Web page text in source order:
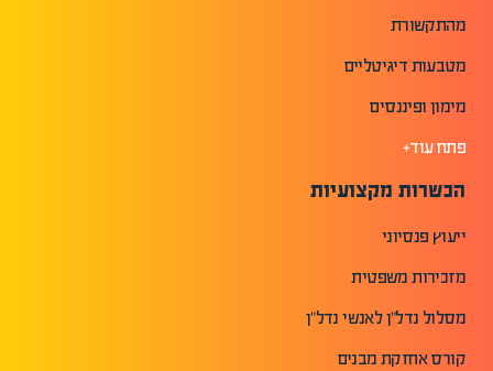
מהתקשורת
מטבעות דיגיטליים
מימון ופיננסים
פתח עוד+
הכשרות מקצועיות
ייעוץ פנסיוני
מזכירות משפטית
מסלול נדל"ן לאנשי נדל"ן
קורס אחזקת מבנים